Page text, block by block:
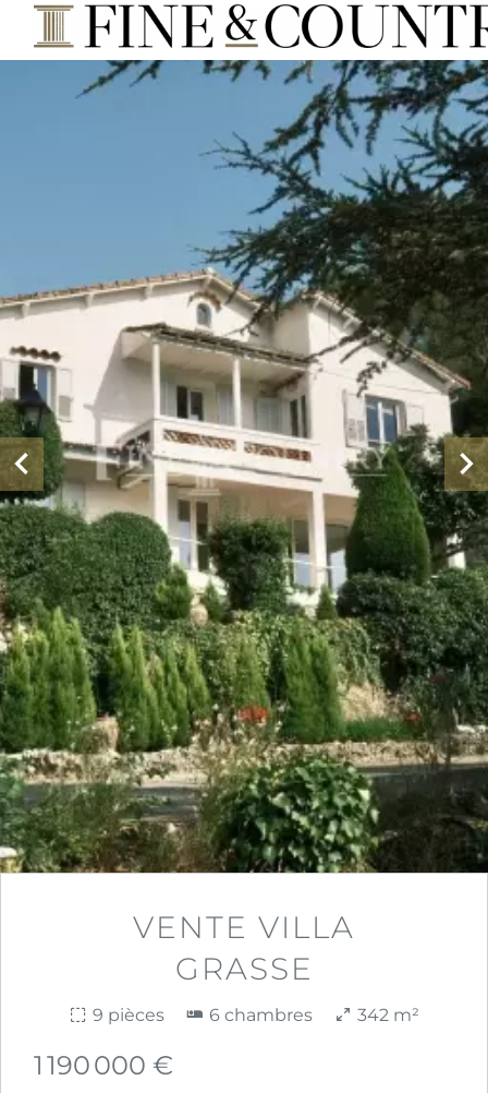
VENTE VILLA
GRASSE
9 pièces 6 chambres 342 m²
1 190 000 €